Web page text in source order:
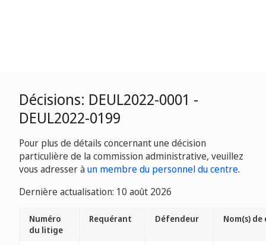
Décisions: DEUL2022-0001 -
DEUL2022-0199
Pour plus de détails concernant une décision
particulière de la commission administrative, veuillez
vous adresser àun membre du personnel du centre.
Dernière actualisation: 10 août 2026
Numéro
du litige
Requérant Défendeur Nom(s)